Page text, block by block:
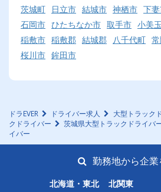
茨城町
日立市 結城市 神栖市 下
石岡市 ひたちなか市 取手市 小美
稲敷市 稲敷郡 結城郡 八千代町
桜川市 鉾田市
ドラEVER ドライバー求人 大型トラック
クドライバー
茨城県大型トラックドライバ
イバー
勤務地から企業
北海道・東北 北関東